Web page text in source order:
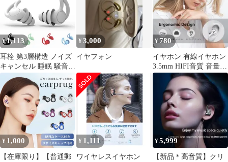
collaboration model 无线
耳机 CP-TWS01A
“Dreamcast” 联名款
¥1,113
耳栓 第3層構造 ノイズ
キャンセル 睡眠 騒音
選べる5色カラー 遮音
高性能 大人用
¥3,000
イヤフォン
¥780
イヤホン 有線イヤホン
3.5mm HIFI音質 音量調
整 ヘッドホン
¥ 1,000
【在庫限り】【普通郵
¥ 1,111
ワイヤレスイヤホン
¥5,999
【新品＊高音質】クリ